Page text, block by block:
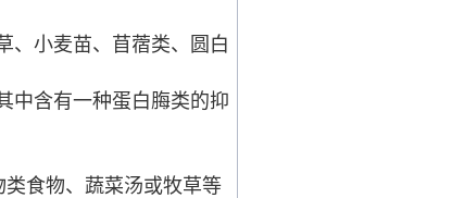
、小麦苗、苜蓿类、圆白
中含有一种蛋白脢类的抑
食物、蔬菜汤或牧草等